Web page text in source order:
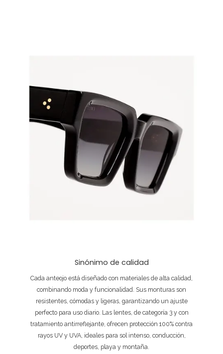
Sinónimo de calidad
Cada anteojo está diseñado con materiales de alta calidad,
combinando moda y funcionalidad. Sus monturas son
resistentes, cómodas y ligeras, garantizando un ajuste
perfecto para uso diario. Las lentes, de categoría 3 y con
tratamiento antirreflejante, ofrecen protección 100% contra
rayos UV y UVA, ideales para sol intenso, conducción,
deportes, playa y montaña.